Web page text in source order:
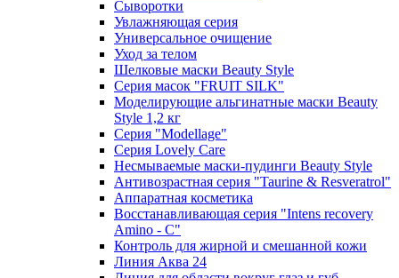
Сыворотки
Увлажняющая серия
Универсальное очищение
Уход за телом
Шелковые маски Beauty Style
Серия масок "FRUIT SILK"
Моделирующие альгинатные маски Beauty
Style 1,2 кг
Серия "Modellage"
Cерия Lovely Care
Несмываемые маски-пудинги Beauty Style
Антивозрастная серия "Taurine & Resveratrol"
Аппаратная косметика
Восстанавливающая серия "Intens recovery
Amino - C"
Контроль для жирной и смешанной кожи
Линия Аква 24